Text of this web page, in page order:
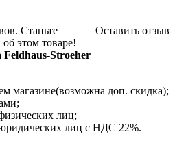
Оставить отзыв
Станьте
этом товаре!
Feldhaus-Stroeher
магазине(возможна доп. скидка);
лиц;
лиц с НДС 22%.